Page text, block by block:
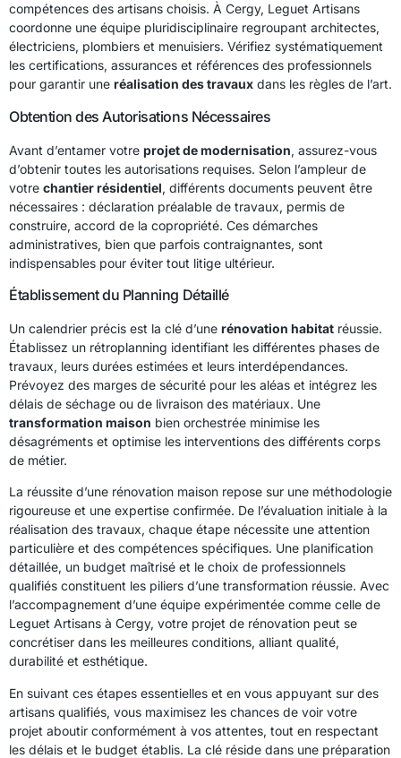
compétences des artisans choisis. À Cergy, Leguet Artisans
coordonne une équipe pluridisciplinaire regroupant architectes,
électriciens, plombiers et menuisiers. Vérifiez systématiquement
les certifications, assurances et références des professionnels
pour garantir une réalisation des travaux dans les règles de l’art.
Obtention des Autorisations Nécessaires
Avant d’entamer votre projet de modernisation, assurez-vous
d’obtenir toutes les autorisations requises. Selon l’ampleur de
votre chantier résidentiel, différents documents peuvent être
nécessaires : déclaration préalable de travaux, permis de
construire, accord de la copropriété. Ces démarches
administratives, bien que parfois contraignantes, sont
indispensables pour éviter tout litige ultérieur.
Établissement du Planning Détaillé
Un calendrier précis est la clé d’une rénovation habitat réussie.
Établissez un rétroplanning identifiant les différentes phases de
travaux, leurs durées estimées et leurs interdépendances.
Prévoyez des marges de sécurité pour les aléas et intégrez les
délais de séchage ou de livraison des matériaux. Une
transformation maison bien orchestrée minimise les
désagréments et optimise les interventions des différents corps
de métier.
La réussite d’une rénovation maison repose sur une méthodologie
rigoureuse et une expertise confirmée. De l’évaluation initiale à la
réalisation des travaux, chaque étape nécessite une attention
particulière et des compétences spécifiques. Une planification
détaillée, un budget maîtrisé et le choix de professionnels
qualifiés constituent les piliers d’une transformation réussie. Avec
l’accompagnement d’une équipe expérimentée comme celle de
Leguet Artisans à Cergy, votre projet de rénovation peut se
concrétiser dans les meilleures conditions, alliant qualité,
durabilité et esthétique.
En suivant ces étapes essentielles et en vous appuyant sur des
artisans qualifiés, vous maximisez les chances de voir votre
projet aboutir conformément à vos attentes, tout en respectant
les délais et le budget établis. La clé réside dans une préparation